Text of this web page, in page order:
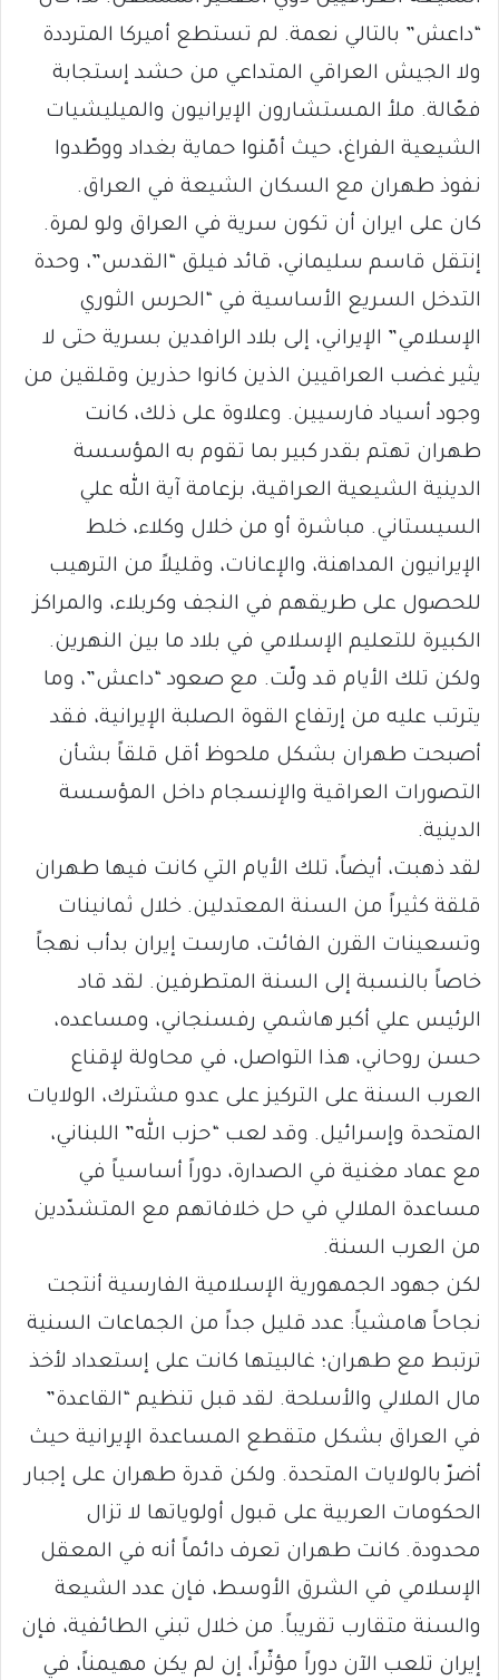
“داعش” بالتالي نعمة. لم تستطع أميركا المترددة
ولا الجيش العراقي المتداعي من حشد إستجابة
فعّالة. ملأ المستشارون الإيرانيون والميليشيات
الشيعية الفراغ، حيث أمّنوا حماية بغداد ووطّدوا
نفوذ طهران مع السكان الشيعة في العراق.
كان على ايران أن تكون سرية في العراق ولو لمرة.
إنتقل قاسم سليماني، قائد فيلق “القدس”، وحدة
التدخل السريع الأساسية في “الحرس الثوري
الإسلامي” الإيراني، إلى بلاد الرافدين بسرية حتى لا
يثير غضب العراقيين الذين كانوا حذرين وقلقين من
وجود أسياد فارسيين. وعلاوة على ذلك، كانت
طهران تهتم بقدر كبير بما تقوم به المؤسسة
الدينية الشيعية العراقية، بزعامة آية الله علي
السيستاني. مباشرة أو من خلال وكلاء، خلط
الإيرانيون المداهنة، والإعانات، وقليلاً من الترهيب
للحصول على طريقهم في النجف وكربلاء، والمراكز
الكبيرة للتعليم الإسلامي في بلاد ما بين النهرين.
ولكن تلك الأيام قد ولّت. مع صعود “داعش”، وما
يترتب عليه من إرتفاع القوة الصلبة الإيرانية، فقد
أصبحت طهران بشكل ملحوظ أقل قلقاً بشأن
التصورات العراقية والإنسجام داخل المؤسسة
الدينية.
لقد ذهبت، أيضاً، تلك الأيام التي كانت فيها طهران
قلقة كثيراً من السنة المعتدلين. خلال ثمانينات
وتسعينات القرن الفائت، مارست إيران بدأب نهجاً
خاصاً بالنسبة إلى السنة المتطرفين. لقد قاد
الرئيس علي أكبر هاشمي رفسنجاني، ومساعده،
حسن روحاني، هذا التواصل، في محاولة لإقناع
العرب السنة على التركيز على عدو مشترك، الولايات
المتحدة وإسرائيل. وقد لعب “حزب الله” اللبناني،
مع عماد مغنية في الصدارة، دوراً أساسياً في
مساعدة الملالي في حل خلافاتهم مع المتشدّدين
من العرب السنة.
لكن جهود الجمهورية الإسلامية الفارسية أنتجت
نجاحاً هامشياً: عدد قليل جداً من الجماعات السنية
ترتبط مع طهران؛ غالبيتها كانت على إستعداد لأخذ
مال الملالي والأسلحة. لقد قبل تنظيم “القاعدة”
في العراق بشكل متقطع المساعدة الإيرانية حيث
أضرّ بالولايات المتحدة. ولكن قدرة طهران على إجبار
الحكومات العربية على قبول أولوياتها لا تزال
محدودة. كانت طهران تعرف دائماً أنه في المعقل
الإسلامي في الشرق الأوسط، فإن عدد الشيعة
والسنة متقارب تقريباً. من خلال تبني الطائفية، فإن
إيران تلعب الآن دوراً مؤثّراً، إن لم يكن مهيمناً، في